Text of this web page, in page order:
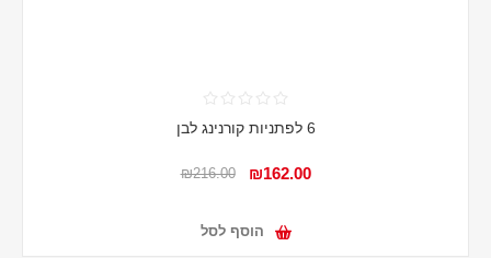
6 לפתניות קורנינג לבן
₪162.00
₪216.00
הוסף לסל